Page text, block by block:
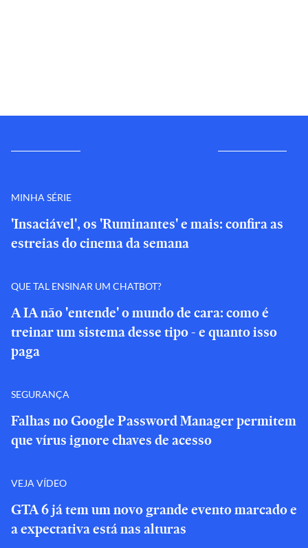
MINHA SÉRIE
'Insaciável', os 'Ruminantes' e mais: confira as
estreias do cinema da semana
QUE TAL ENSINAR UM CHATBOT?
A IA não 'entende' o mundo de cara: como é
treinar um sistema desse tipo - e quanto isso
paga
SEGURANÇA
Falhas no Google Password Manager permitem
que vírus ignore chaves de acesso
VEJA VÍDEO
GTA 6 já tem um novo grande evento marcado e
a expectativa está nas alturas